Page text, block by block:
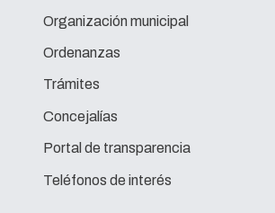
Organización municipal
Ordenanzas
Trámites
Concejalías
Portal de transparencia
Teléfonos de interés